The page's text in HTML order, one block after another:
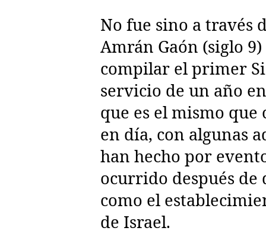
No fue sino a través
Amrán Gaón (siglo
compilar el primer
servicio de un año
que es el mismo que
en día, con algunas
han hecho por
ocurrido después
como el
de Israel.